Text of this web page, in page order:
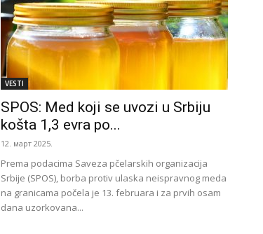
VESTI
SPOS: Med koji se uvozi u Srbiju
košta 1,3 evra po...
12. март 2025.
Prema podacima Saveza pčelarskih organizacija
Srbije (SPOS), borba protiv ulaska neispravnog meda
na granicama počela je 13. februara i za prvih osam
dana uzorkovana...